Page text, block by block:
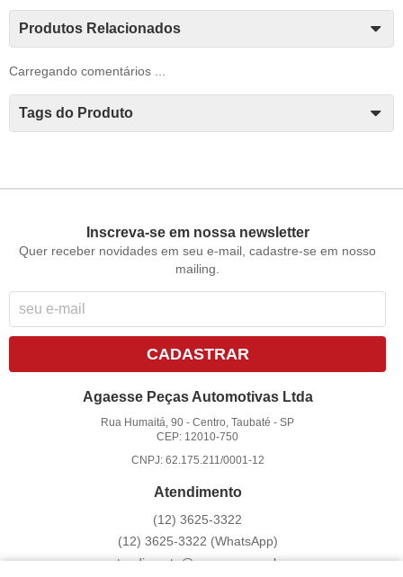
Produtos Relacionados
Carregando comentários ...
Tags do Produto
Inscreva-se em nossa newsletter
Quer receber novidades em seu e-mail, cadastre-se em nosso
mailing.
CADASTRAR
Agaesse Peças Automotivas Ltda
Rua Humaitá, 90 -Centro, Taubaté -SP
CEP: 12010-750
CNPJ: 62.175.211/0001-12
Atendimento
(12) 3625-3322
(12) 3625-3322 (WhatsApp)
atendimento@agaesse.com.br